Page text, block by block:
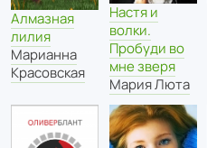
Алмазная
лилия
Марианна
Красовская
Настя и
волки.
Пробуди во
мне зверя
Мария Люта